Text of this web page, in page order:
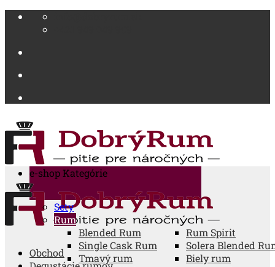
Skip
Obchod
e-shopKategórie
Sety
Rum
Blended Rum
Rum Spirit
Single Cask Rum
Solera Blended
Tmavý rum
Biely rum